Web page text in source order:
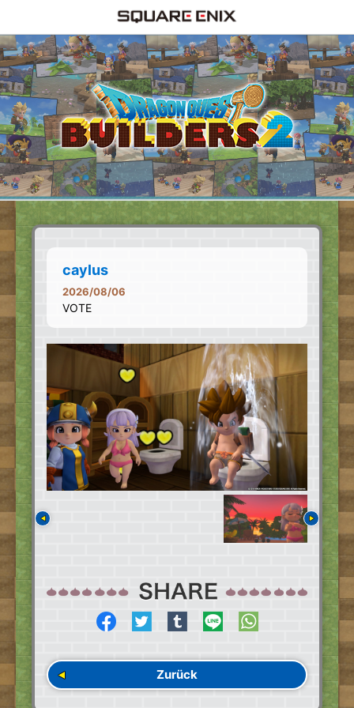
caylus
2026/08/06
VOTE
Zurück